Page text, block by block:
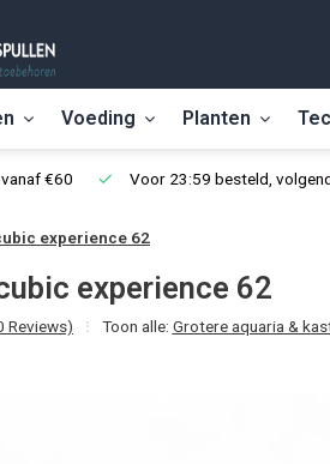
Voeding Planten
€60 Voor 23:59 besteld,
experience 62
experience 62
Reviews) Toon alle: Grotere aquaria &